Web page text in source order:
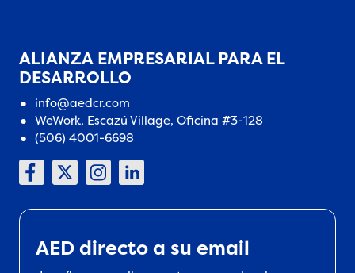
ALIANZA EMPRESARIAL PARA EL
DESARROLLO
info@aedcr.com
WeWork, Escazú Village, Oficina #3-128
(506) 4001-6698
AED directo a su email